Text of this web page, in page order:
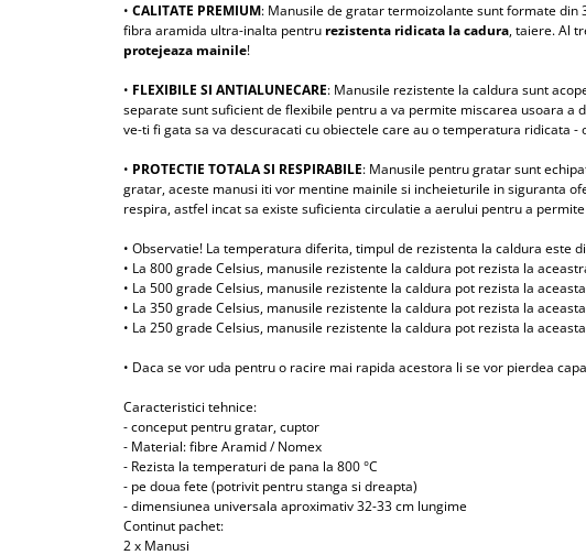
• CALITATE PREMIUM: Manusile de gratar termoizolante sunt formate
fibra aramida ultra-inalta pentru rezistenta ridicata la cadura, taiere. Al
protejeaza mainile!
• FLEXIBILE SI ANTIALUNECARE: Manusile rezistente la caldura sunt
separate sunt suficient de flexibile pentru a va permite miscarea usoara
ve-ti fi gata sa va descuracati cu obiectele care au o temperatura ridicata
• PROTECTIE TOTALA SI RESPIRABILE: Manusile pentru gratar sunt
gratar, aceste manusi iti vor mentine mainile si incheieturile in siguranta
respira, astfel incat sa existe suficienta circulatie a aerului pentru a
• Observatie! La temperatura diferita, timpul de rezistenta la caldura este
• La 800 grade Celsius, manusile rezistente la caldura pot rezista la
• La 500 grade Celsius, manusile rezistente la caldura pot rezista la
• La 350 grade Celsius, manusile rezistente la caldura pot rezista la
• La 250 grade Celsius, manusile rezistente la caldura pot rezista la
• Daca se vor uda pentru o racire mai rapida acestora li se vor pierdea
Caracteristici tehnice:
- conceput pentru gratar, cuptor
- Material: fibre Aramid / Nomex
- Rezista la temperaturi de pana la 800 °C
- pe doua fete (potrivit pentru stanga si dreapta)
- dimensiunea universala aproximativ 32-33 cm lungime
Continut pachet:
2 x Manusi